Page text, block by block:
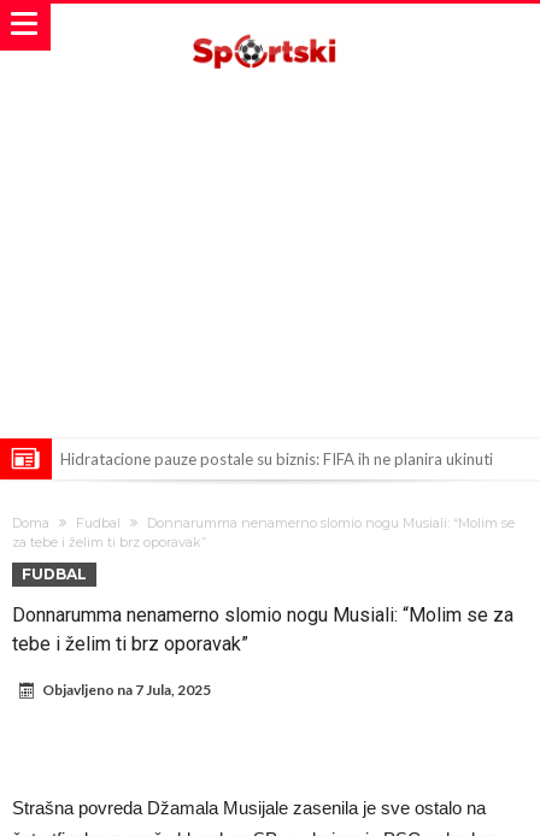
Hidratacione pauze postale su biznis: FIFA ih ne planira ukinuti
Infantino i ljubavnička veza: Kontroverzni detalji i novčana isplata iz
UEFA
Murinjo uvodi strogu disciplinu u Real Madrid. Ovo su tri nova
pravila
Arsenal za 138 miliona evra dovodi zvezdu Serie A?
Doma Fudbal
Donnarumma nenamerno slomio nogu Musiali: “Molim se
za tebe i želim ti brz oporavak”
FUDBAL
Donnarumma nenamerno slomio nogu Musiali: “Molim se za
tebe i želim ti brz oporavak”
Objavljeno na 7 Jula, 2025
Strašna povreda Džamala Musijale zasenila je sve ostalo na